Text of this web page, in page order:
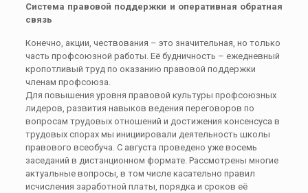
Система правовой поддержки и оперативная обратная
связь
Конечно, акции, чествования – это значительная, но только
часть профсоюзной работы. Её будничность – ежедневный
кропотливый труд по оказанию правовой поддержки
членам профсоюза.
Для повышения уровня правовой культуры профсоюзных
лидеров, развития навыков ведения переговоров по
вопросам трудовых отношений и достижения консенсуса в
трудовых спорах мы инициировали деятельность школы
правового всеобуча. С августа проведено уже восемь
заседаний в дистанционном формате. Рассмотрены многие
актуальные вопросы, в том числе касательно правил
исчисления заработной платы, порядка и сроков её